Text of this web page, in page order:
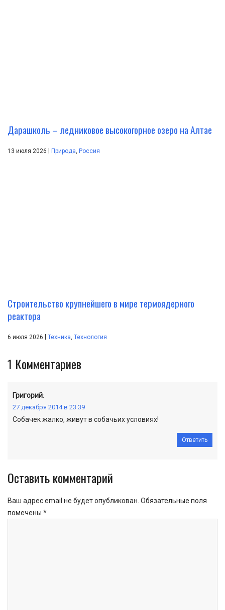
Дарашколь – ледниковое высокогорное озеро на Алтае
13 июля 2026 Природа, Россия
Строительство крупнейшего в мире термоядерного
реактора
6 июля 2026 Техника, Технология
1 Комментариев
Григорий:
27 декабря 2014 в 23:39
Собачек жалко, живут в собачьих условиях!
Ответить
Оставить комментарий
Ваш адрес email не будет опубликован. Обязательные поля
помечены *